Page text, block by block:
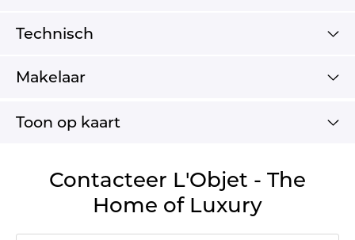
Technisch
Makelaar
Toon op kaart
Contacteer L'Objet - The
Home of Luxury